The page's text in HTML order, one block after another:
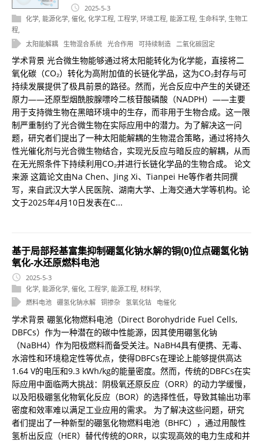
2025-5-3
化学 能源化学 催化 化学工程 工程学 环境工程 能源工程 生命科学 生物工
程
太阳能解耦 生物混合系统 光合作用 可持续制造 二氧化碳固定
学术背景 光合微生物能够通过将太阳能转化为化学能，直接将二
氧化碳（CO₂）转化为高附加值的长链化学品，这为CO₂封存与可
持续发展提供了极具前景的路径。然而，光合反应中产生的关键还
原力——还原型烟酰胺腺嘌呤二核苷酸磷酸（NADPH）——主要
用于支持微生物在黑暗环境中的生存，而非用于生物合成。这一限
制严重制约了光合微生物在实际应用中的潜力。为了解决这一问
题，研究者们提出了一种太阳能解耦的生物混合策略，通过将持久
性光催化剂与光合微生物结合，实现光反应与暗反应的解耦，从而
在无光照条件下持续利用CO₂并进行长链化学品的生物合成。 论文
来源 这篇论文由Na Chen、Jing Xi、Tianpei He等作者共同撰
写，来自武汉大学人民医院、湖南大学、上海交通大学等机构。论
文于2025年4月10日发表在C...
基于局部羟基富集抑制硼氢化钠水解的铜(0)位点硼氢化钠
氧化-水还原燃料电池
2025-5-3
化学 能源化学 催化 工程学 能源工程 材料学
燃料电池 硼氢化钠水解 铜掺杂 氢氧化钴 电催化
学术背景 硼氢化物燃料电池（Direct Borohydride Fuel Cells,
DBFCs）作为一种潜在的碳中性能源，因其使用硼氢化钠
（NaBH4）作为阳极燃料而备受关注。NaBH4具有便携、无毒、
水溶性和环境稳定性等优点，使得DBFCs在理论上能够提供高达
1.64 V的电压和9.3 kWh/kg的能量密度。然而，传统的DBFCs在实
际应用中面临两大挑战：阴极氧还原反应（ORR）的动力学缓慢，
以及阳极硼氢化物氧化反应（BOR）的选择性低，导致其输出功率
密度和效率难以满足工业应用的需求。 为了解决这些问题，研究
者们提出了一种新型的硼氢化物燃料电池（BHFC），通过用酸性
氢析出反应（HER）替代传统的ORR，以实现高效的电力生成和并